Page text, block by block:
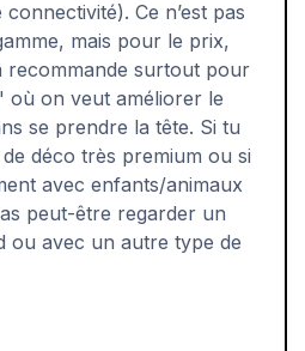
Ce n’est pas
mais pour le prix,
recommande surtout pour
où on veut améliorer le
se prendre la tête. Si tu
déco très premium ou si
avec enfants/animaux
peut-être regarder un
ou avec un autre type de